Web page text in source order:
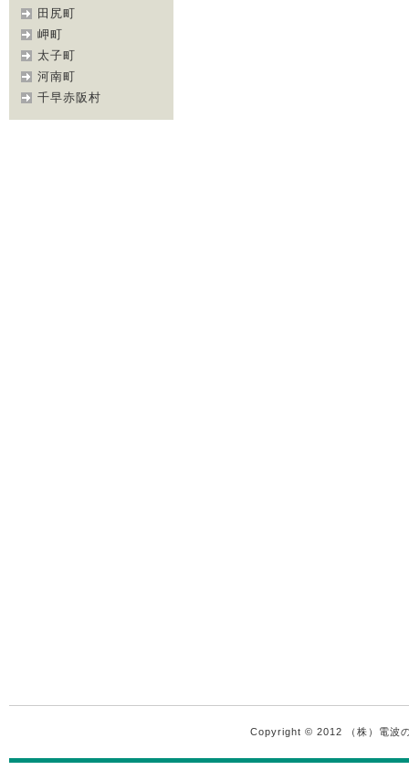
田尻町
岬町
太子町
河南町
千早赤阪村
Copyright © 2012 （株）電波